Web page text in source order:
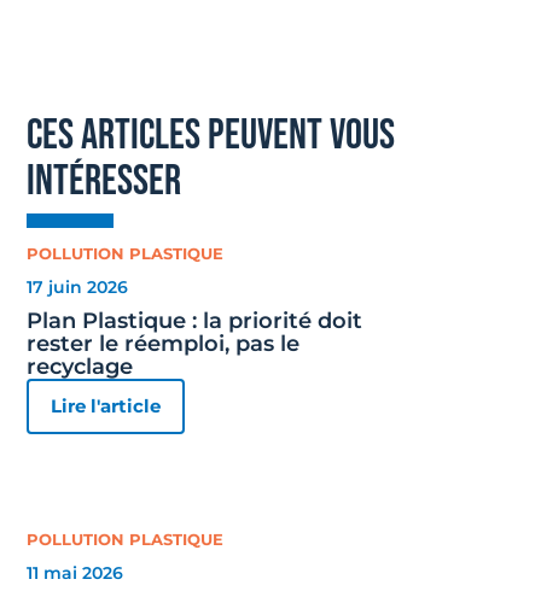
ces articles peuvent vous
intéresser
POLLUTION PLASTIQUE
17 juin 2026
Plan Plastique : la priorité doit
rester le réemploi, pas le
recyclage
Lire l'article
POLLUTION PLASTIQUE
11 mai 2026